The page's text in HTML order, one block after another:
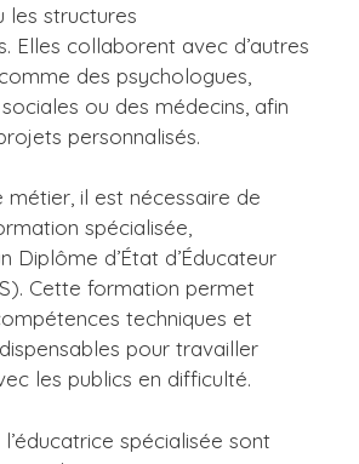
les structures
Elles collaborent avec d’autres
des psychologues,
ou des médecins, afin
personnalisés.
métier, il est nécessaire de
spécialisée,
Diplôme d’État d’Éducateur
Cette formation permet
techniques et
pour travailler
les publics en difficulté.
spécialisée sont